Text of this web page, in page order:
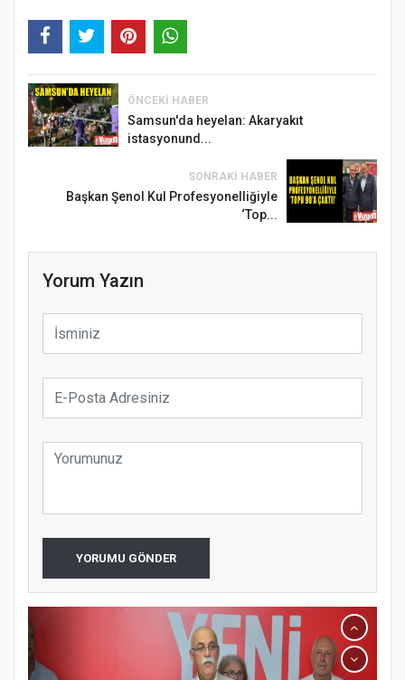
ÖNCEKI HABER
Samsun'da heyelan: Akaryakıt
istasyonund...
SONRAKI HABER
Başkan Şenol Kul Profesyonelliğiyle
‘Top...
Yorum Yazın
YORUMU GÖNDER